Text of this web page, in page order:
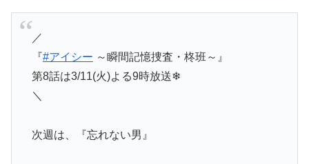
／
『 #アイシー ～瞬間記憶捜査・柊班～』
第8話は3/11(火)よる9時放送❄
＼
次週は、『忘れない男』